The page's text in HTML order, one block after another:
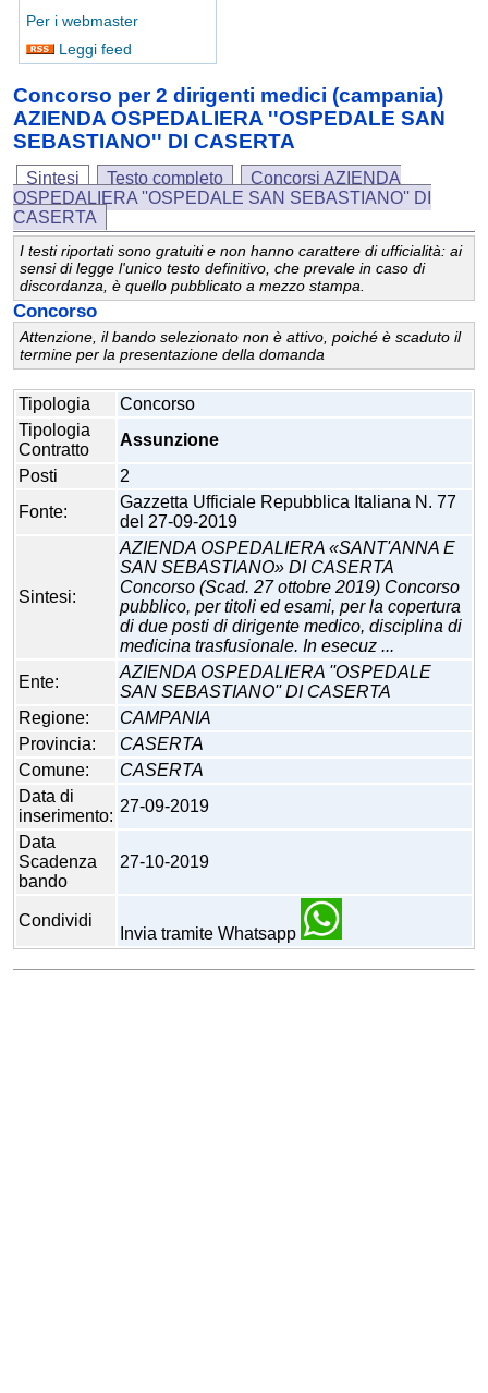
Per i webmaster
Leggi feed
Concorso per 2 dirigenti medici (campania)
AZIENDA OSPEDALIERA ''OSPEDALE SAN
SEBASTIANO'' DI CASERTA
Sintesi Testo completo
Concorsi AZIENDA
OSPEDALIERA ''OSPEDALE SAN SEBASTIANO'' DI
CASERTA
I testi riportati sono gratuiti e non hanno carattere di ufficialità: ai
sensi di legge l'unico testo definitivo, che prevale in caso di
discordanza, è quello pubblicato a mezzo stampa.
Concorso
Attenzione, il bando selezionato non è attivo, poiché è scaduto il
termine per la presentazione della domanda
Tipologia
Concorso
Tipologia
Contratto
Assunzione
Posti
2
Fonte:
Gazzetta Ufficiale Repubblica Italiana N. 77
del 27-09-2019
Sintesi:
AZIENDA OSPEDALIERA «SANT'ANNA E
SAN SEBASTIANO» DI CASERTA
Concorso (Scad. 27 ottobre 2019) Concorso
pubblico, per titoli ed esami, per la copertura
di due posti di dirigente medico, disciplina di
medicina trasfusionale. In esecuz ...
Ente:
AZIENDA OSPEDALIERA ''OSPEDALE
SAN SEBASTIANO'' DI CASERTA
Regione:
CAMPANIA
Provincia:
CASERTA
Comune:
CASERTA
Data di
inserimento:
27-09-2019
Data
Scadenza
bando
27-10-2019
Condividi
Invia tramite Whatsapp